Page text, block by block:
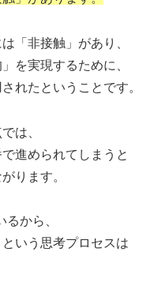
「非接触」があり、
を実現するために、
れたということです。
は、
進められてしまうと
ります。
から、
いう思考プロセスは